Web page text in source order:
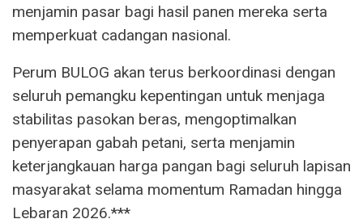
menjamin pasar bagi hasil panen mereka serta
memperkuat cadangan nasional.
Perum BULOG akan terus berkoordinasi dengan
seluruh pemangku kepentingan untuk menjaga
stabilitas pasokan beras, mengoptimalkan
penyerapan gabah petani, serta menjamin
keterjangkauan harga pangan bagi seluruh lapisan
masyarakat selama momentum Ramadan hingga
Lebaran 2026.***